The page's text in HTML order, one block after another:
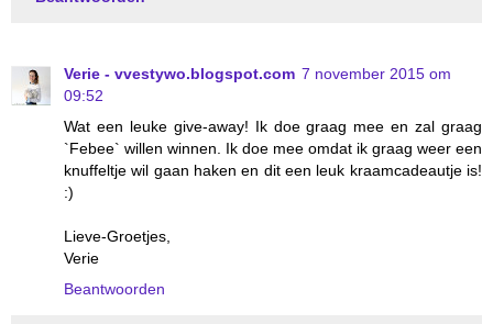
Verie - vvestywo.blogspot.com 7 november 2015 om
09:52
Wat een leuke give-away! Ik doe graag mee en zal graag
`Febee` willen winnen. Ik doe mee omdat ik graag weer een
knuffeltje wil gaan haken en dit een leuk kraamcadeautje is!
:)
Lieve-Groetjes,
Verie
Beantwoorden